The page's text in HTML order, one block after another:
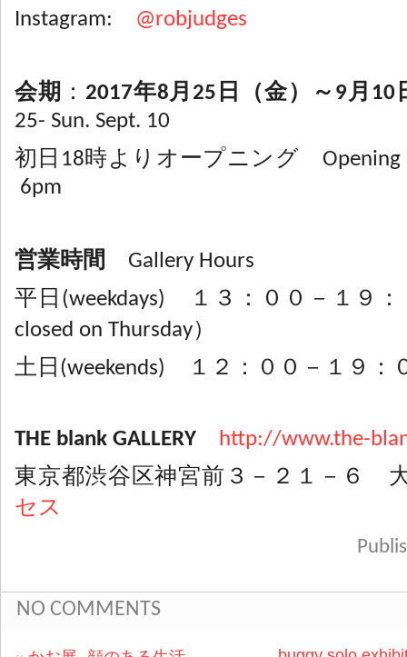
Instagram: @robjudges
会期 ： 2017年8月25日（金）～9月10
25- Sun. Sept. 10
初日18時よりオープニング Opening
6pm
営業時間
Gallery Hours
平日(weekdays) １３：００－１９
closed on Thursday）
土日(weekends) １２：００－１９：
THE blank GALLERY
http://www.the-
東京都渋谷区神宮前３－２１－６
セス
NO COMMENTS